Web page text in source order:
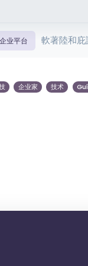
企业平台 軟著陸和庇
企业家 技术